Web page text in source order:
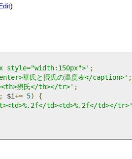
)
style="width:150px">' ;
華氏と摂氏の温度表</caption>' ;
摂氏</th></tr>' ;
$i+= 5)
{
td><td>%.2f</td></tr>'